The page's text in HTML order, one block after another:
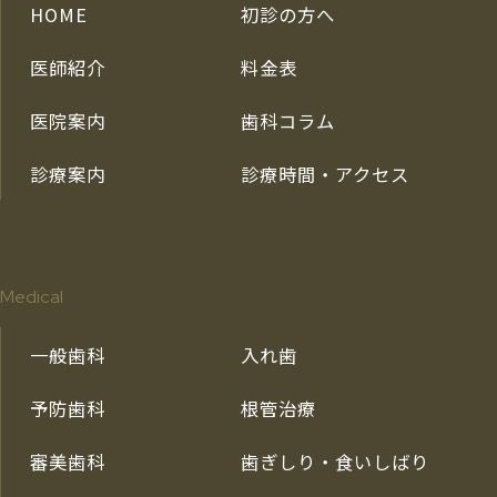
HOME
医師紹介
医院案内
診療案内
初診の方へ
料金表
歯科コラム
診療時間・アクセス
Medical
一般歯科
予防歯科
審美歯科
入れ歯
根管治療
歯ぎしり・食いしばり